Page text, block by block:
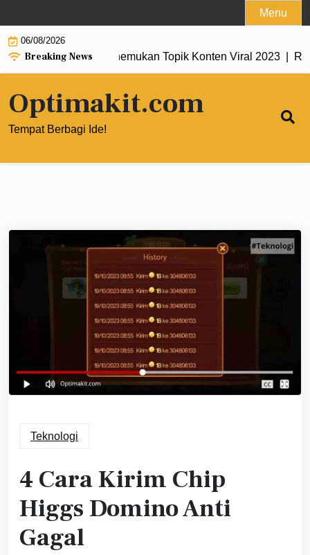
to
content
Menu
06/08/2026
Breaking News
Trends untuk Menemukan Topik Konten Viral 2023 |
Optimakit.com
Tempat Berbagi Ide!
Teknologi
4 Cara Kirim Chip
Higgs Domino Anti
Gagal